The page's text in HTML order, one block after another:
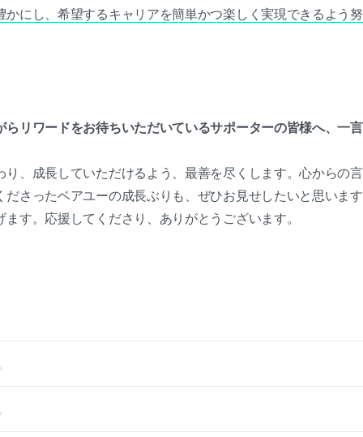
かにし、希望するキャリアを簡単かつ楽しく実現できるよう
らリワードをお待ちいただいているサポーターの皆様へ、一
り、成長していただけるよう、最善を尽くします。心からの
ださったベアユーの成長ぶりも、ぜひお見せしたいと思いま
す。応援してくださり、ありがとうございます。